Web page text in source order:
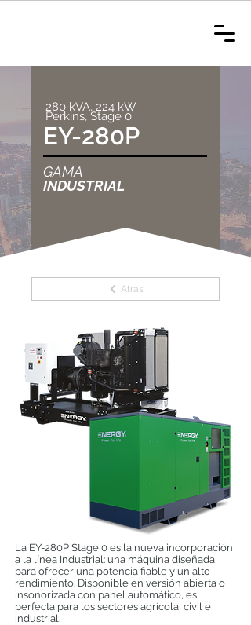
280 kVA, 224 kW
Perkins, Stage 0
EY-280P
GAMA
INDUSTRIAL
Atrás
La EY-280P Stage 0 es la nueva incorporación
a la línea Industrial: una máquina diseñada
para ofrecer una potencia fiable y un alto
rendimiento. Disponible en versión abierta o
insonorizada con panel automático, es
perfecta para los sectores agrícola, civil e
industrial.